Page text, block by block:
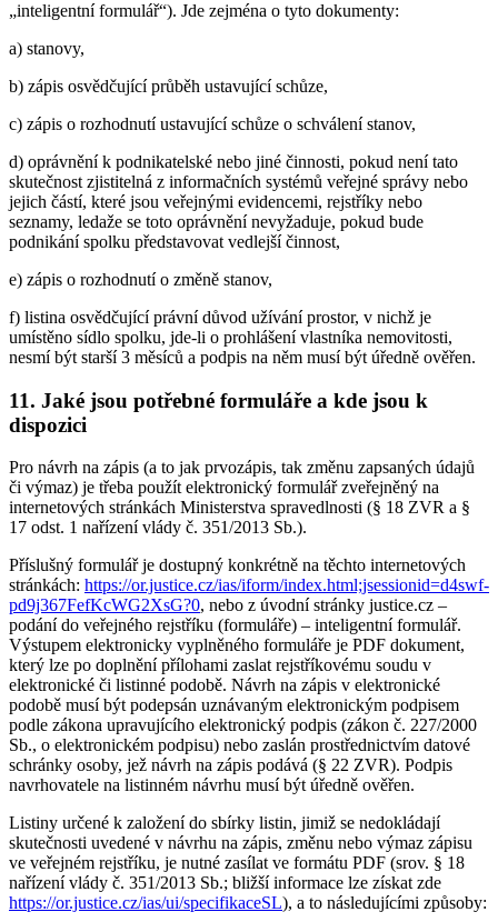
„inteligentní formulář“). Jde zejména o tyto dokumenty:
a) stanovy,
b) zápis osvědčující průběh ustavující schůze,
c) zápis o rozhodnutí ustavující schůze o schválení stanov,
d) oprávnění k podnikatelské nebo jiné činnosti, pokud není tato
skutečnost zjistitelná z informačních systémů veřejné správy nebo
jejich částí, které jsou veřejnými evidencemi, rejstříky nebo
seznamy, ledaže se toto oprávnění nevyžaduje, pokud bude
podnikání spolku představovat vedlejší činnost,
e) zápis o rozhodnutí o změně stanov,
f) listina osvědčující právní důvod užívání prostor, v nichž je
umístěno sídlo spolku, jde-li o prohlášení vlastníka nemovitosti,
nesmí být starší 3 měsíců a podpis na něm musí být úředně ověřen.
11. Jaké jsou potřebné formuláře a kde jsou k
dispozici
Pro návrh na zápis (a to jak prvozápis, tak změnu zapsaných údajů
či výmaz) je třeba použít elektronický formulář zveřejněný na
internetových stránkách Ministerstva spravedlnosti (§ 18 ZVR a §
17 odst. 1 nařízení vlády č. 351/2013 Sb.).
Příslušný formulář je dostupný konkrétně na těchto internetových
stránkách: https://or.justice.cz/ias/iform/index.html;jsessionid=d4swf-
pd9j367FefKcWG2XsG?0, nebo z úvodní stránky justice.cz –
podání do veřejného rejstříku (formuláře) – inteligentní formulář.
Výstupem elektronicky vyplněného formuláře je PDF dokument,
který lze po doplnění přílohami zaslat rejstříkovému soudu v
elektronické či listinné podobě. Návrh na zápis v elektronické
podobě musí být podepsán uznávaným elektronickým podpisem
podle zákona upravujícího elektronický podpis (zákon č. 227/2000
Sb., o elektronickém podpisu) nebo zaslán prostřednictvím datové
schránky osoby, jež návrh na zápis podává (§ 22 ZVR). Podpis
navrhovatele na listinném návrhu musí být úředně ověřen.
Listiny určené k založení do sbírky listin, jimiž se nedokládají
skutečnosti uvedené v návrhu na zápis, změnu nebo výmaz zápisu
ve veřejném rejstříku, je nutné zasílat ve formátu PDF (srov. § 18
nařízení vlády č. 351/2013 Sb.; bližší informace lze získat zde
https://or.justice.cz/ias/ui/specifikaceSL), a to následujícími způsoby: